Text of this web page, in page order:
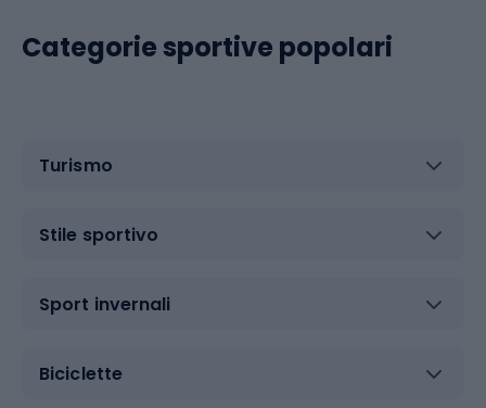
Categorie sportive popolari
Turismo
Stile sportivo
Sport invernali
Biciclette